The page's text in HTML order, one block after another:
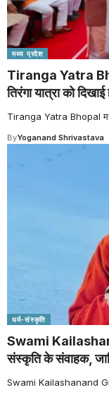
मध्य प्रदेश
Tiranga Yatra
तिरंगा यात्रा को
Tiranga Yatra Bhopal
ByYoganand Shrivastava
धर्म-संस्कृति
Swami
संस्कृति के संवाहक,
Swami Kailashanand